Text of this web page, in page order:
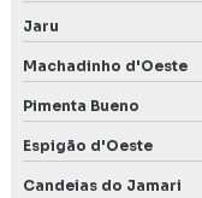
Jaru
Machadinho d'Oeste
Pimenta Bueno
Espigão d'Oeste
Candeias do Jamari